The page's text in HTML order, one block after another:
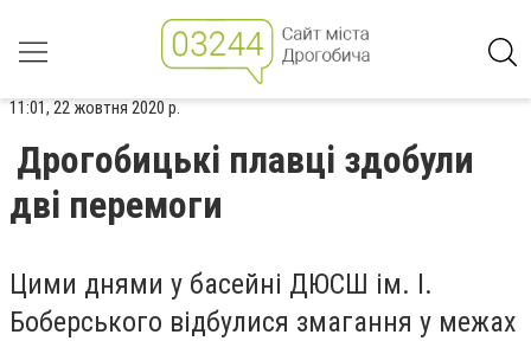
11:01, 22 жовтня 2020 р.
Дрогобицькі плавці здобули
дві перемоги
Цими днями у басейні ДЮСШ ім. І.
Боберського відбулися змагання у межах